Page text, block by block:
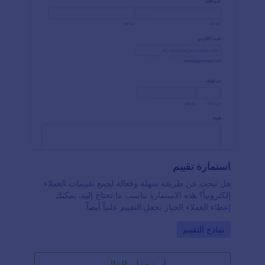
استمارة تقييم
هل تبحث عن طريقة سهلة وفعالة لجمع تقييمات العملاء
إلكترونياً؟ هذه الاستمارة تناسب ما تحتاج إليه. يمكنك
إعطاء العملاء الخيار بجعل التقييم علنياً أيضاً.
Go to Category:
نماذج التقييم